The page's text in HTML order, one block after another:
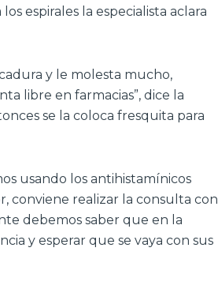
espirales la especialista aclara
y le molesta mucho,
libre en farmacias”, dice la
se la coloca fresquita para
usando los antihistamínicos
conviene realizar la consulta con
debemos saber que en la
y esperar que se vaya con sus